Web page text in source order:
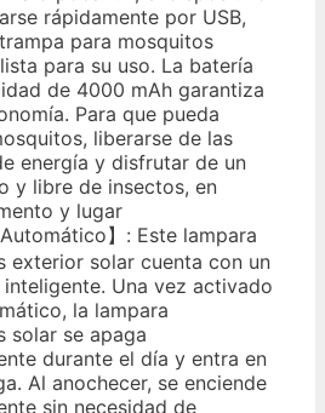
rápidamente por USB,
para mosquitos
para su uso. La batería
de 4000 mAh garantiza
Para que pueda
liberarse de las
energía y disfrutar de un
y libre de insectos, en
y lugar
】: Este lampara
exterior solar cuenta con un
Una vez activado
la lampara
solar se apaga
durante el día y entra en
Al anochecer, se enciende
sin necesidad de